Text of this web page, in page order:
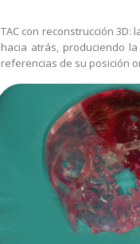
TAC con reconstrucción
hacia atrás, produciendo
referencias de su posición